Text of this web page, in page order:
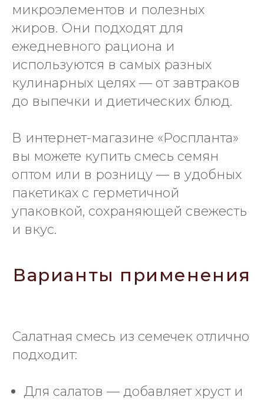
микроэлементов и полезных
жиров. Они подходят для
ежедневного рациона и
используются в самых разных
кулинарных целях — от завтраков
до выпечки и диетических блюд.
В интернет-магазине «Роспланта»
вы можете купить смесь семян
оптом или в розницу — в удобных
пакетиках с герметичной
упаковкой, сохраняющей свежесть
и вкус.
Варианты применения
Салатная смесь из семечек отлично
подходит:
Для салатов — добавляет хруст и